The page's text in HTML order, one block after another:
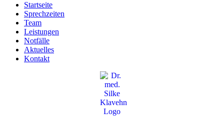
Startseite
Sprechzeiten
Team
Leistungen
Notfälle
Aktuelles
Kontakt